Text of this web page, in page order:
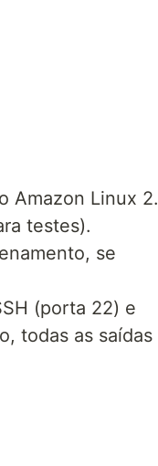
Amazon Linux 2.
testes).
se
(porta 22) e
todas as saídas